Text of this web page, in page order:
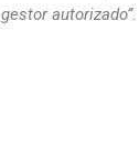
autorizado”.